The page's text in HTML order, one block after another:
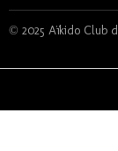
© 2025 Aïkido Club